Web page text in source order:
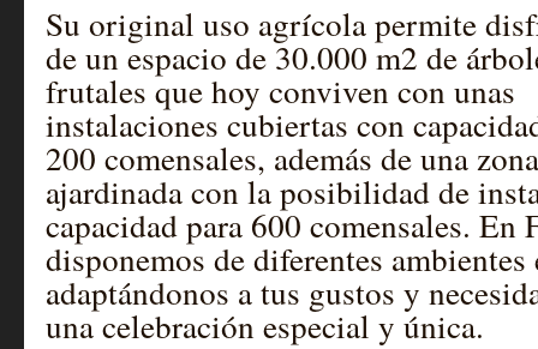
Su original uso agrícola permite
de un espacio de 30.000 m2 de
frutales que hoy conviven con unas
instalaciones cubiertas con
200 comensales, además de una zona
ajardinada con la posibilidad de
capacidad para 600 comensales. En
disponemos de diferentes ambientes
adaptándonos a tus gustos y
una celebración especial y única.